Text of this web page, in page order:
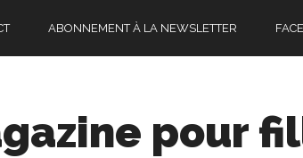
ABONNEMENT À LA NEWSLETTER
pour